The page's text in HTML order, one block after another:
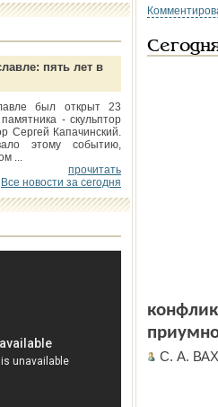
пять лет в
был открыт 23
- скульптор
Сергей Капачинский.
этому событию,
...
прочитать
Все новости за сегодня
С. А.